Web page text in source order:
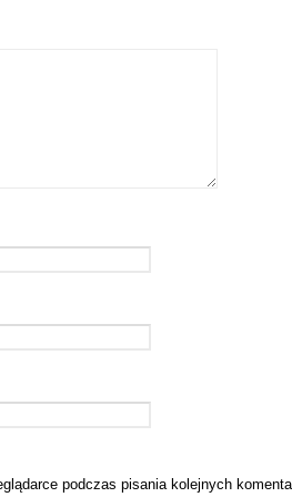
podczas pisania kolejnych